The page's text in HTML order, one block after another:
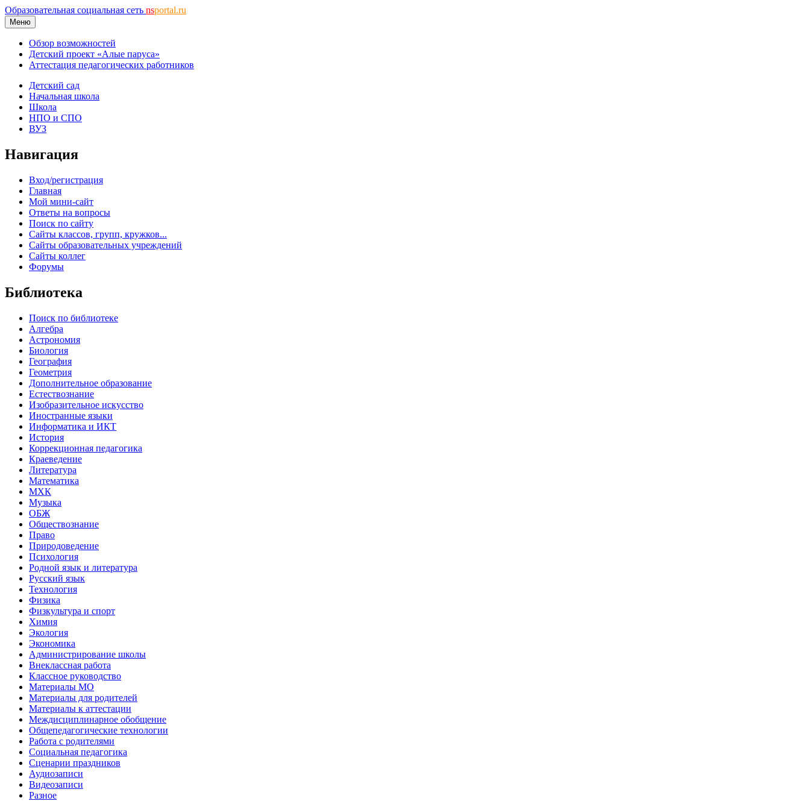
Образовательная социальная сеть nsportal.ru
Меню
Обзор возможностей
Детский проект «Алые паруса»
Аттестация педагогических работников
Детский сад
Начальная школа
Школа
НПО и СПО
ВУЗ
Навигация
Вход/регистрация
Главная
Мой мини-сайт
Ответы на вопросы
Поиск по сайту
Сайты классов, групп, кружков...
Сайты образовательных учреждений
Сайты коллег
Форумы
Библиотека
Поиск по библиотеке
Алгебра
Астрономия
Биология
География
Геометрия
Дополнительное образование
Естествознание
Изобразительное искусство
Иностранные языки
Информатика и ИКТ
История
Коррекционная педагогика
Краеведение
Литература
Математика
МХК
Музыка
ОБЖ
Обществознание
Право
Природоведение
Психология
Родной язык и литература
Русский язык
Технология
Физика
Физкультура и спорт
Химия
Экология
Экономика
Администрирование школы
Внеклассная работа
Классное руководство
Материалы МО
Материалы для родителей
Материалы к аттестации
Междисциплинарное обобщение
Общепедагогические технологии
Работа с родителями
Социальная педагогика
Сценарии праздников
Аудиозаписи
Видеозаписи
Разное